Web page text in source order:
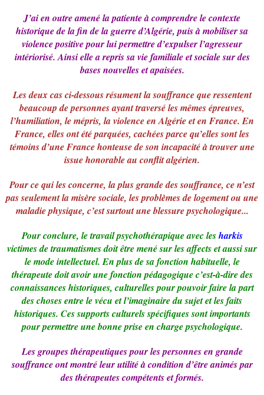
J’ai en outre amené la patiente à comprendre le contexte
historique de la fin de la guerre d’Algérie, puis à mobiliser sa
violence positive pour lui permettre d’expulser l’agresseur
intériorisé. Ainsi elle a repris sa vie familiale et sociale sur des
bases nouvelles et apaisées.
Les deux cas ci-dessous résument la souffrance que ressentent
beaucoup de personnes ayant traversé les mêmes épreuves,
l’humiliation, le mépris, la violence en Algérie et en France. En
France, elles ont été parquées, cachées parce qu’elles sont les
témoins d’une France honteuse de son incapacité à trouver une
issue honorable au conflit algérien.
Pour ce qui les concerne, la plus grande des souffrance, ce n’est
pas seulement la misère sociale, les problèmes de logement ou une
maladie physique, c’est surtout une blessure psychologique...
Pour conclure, le travail psychothérapique avec lesharkis
victimes de traumatismes doit être mené sur les affects et aussi sur
le mode intellectuel. En plus de sa fonction habituelle, le
thérapeute doit avoir une fonction pédagogique c’est-à-dire des
connaissances historiques, culturelles pour pouvoir faire la part
des choses entre le vécu et l’imaginaire du sujet et les faits
historiques. Ces supports culturels spécifiques sont importants
pour permettre une bonne prise en charge psychologique.
Les groupes thérapeutiques pour les personnes en grande
souffrance ont montré leur utilité à condition d’être animés par
des thérapeutes compétents et formés.